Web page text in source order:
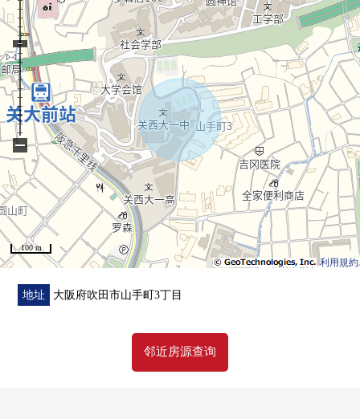
利用規約
100 m
−
地址 大阪府吹田市山手町3丁目
邻近房源查询